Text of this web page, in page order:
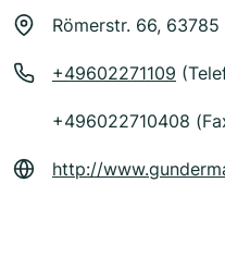
Römerstr. 66,
+49602271109
+496022710408
http://